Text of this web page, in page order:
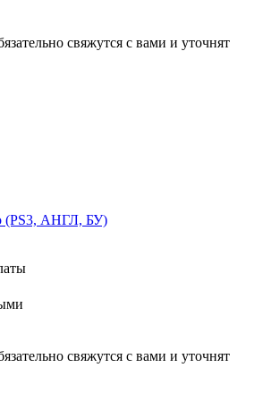
свяжутся с вами и уточнят
(PS3, АНГЛ, БУ)
свяжутся с вами и уточнят